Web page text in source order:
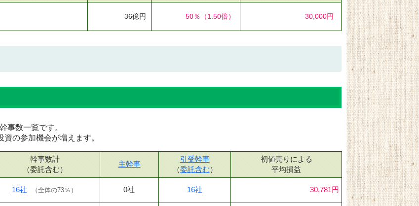
36億円 50％ （1.50倍） 30,000円
事数一覧です。
の参加機会が増えます。
幹事数計
（委託含む）
主幹事
引受幹事
（委託含む）
初値売りによる
平均損益
16社 （全体の73％ ） 0社 16社 30,781円